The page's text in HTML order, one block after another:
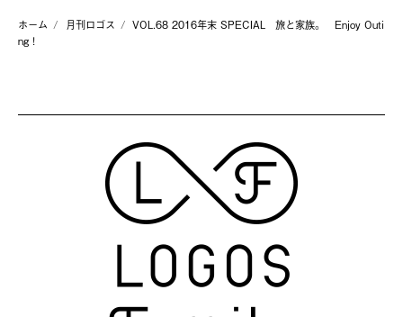
ホーム 月刊ロゴス
VOL.68 2016年末 SPECIAL 旅と家族。 Enjoy Outi
ng！